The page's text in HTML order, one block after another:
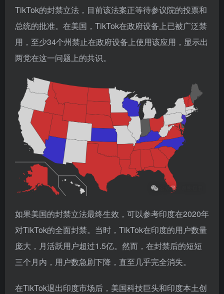
TikTok的封禁立法，目前该法案正等待参议院的投票和
总统的批准。在美国，TikTok在政府设备上已被广泛禁
用，至少34个州禁止在政府设备上使用该应用，显示出
两党在这一问题上的共识。
如果美国的封禁立法最终生效，可以参考印度在2020年
对TikTok的全面封禁。当时，TikTok在印度的用户数量
庞大，月活跃用户超过1.5亿。然而，在封禁后的短短
三个月内，用户数急剧下降，直至几乎完全消失。
在TikTok退出印度市场后，美国科技巨头和印度本土创